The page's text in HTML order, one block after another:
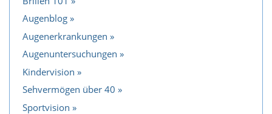
Augenblog
Augenerkrankungen
Augenuntersuchungen
Kindervision
Sehvermögen über 40
Sportvision